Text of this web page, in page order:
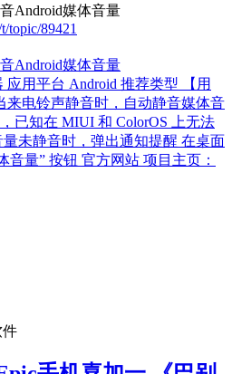
Android媒体音量
topic/89421
Android媒体音量
用平台 Android 推荐类型 【用
来电铃声静音时，自动静音媒体音
已知在 MIUI 和 ColorOS 上无法
未静音时，弹出通知提醒 在桌面
音量” 按钮 官方网站 项目主页：
件